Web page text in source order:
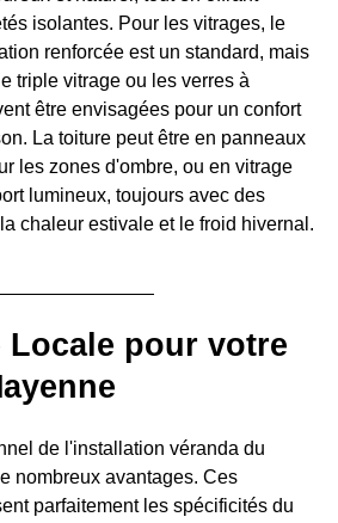
isolantes. Pour les vitrages, le
renforcée est un standard, mais
triple vitrage ou les verres à
être envisagées pour un confort
La toiture peut être en panneaux
les zones d'ombre, ou en vitrage
lumineux, toujours avec des
chaleur estivale et le froid hivernal.
Locale pour votre
de l'installation véranda du
nombreux avantages. Ces
parfaitement les spécificités du